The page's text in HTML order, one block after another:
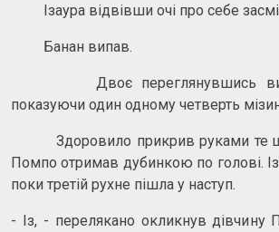
Ізаура відвівши очі про себе
Банан випав.
Двоє переглянувшись
показуючи один одному четверть
Здоровило прикрив руками те
Помпо отримав дубинкою по голові.
поки третій рухне пішла у наступ.
- Із, - перелякано окликнув дівчину